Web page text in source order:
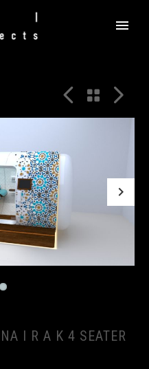
 
I R A K 4 SEATER